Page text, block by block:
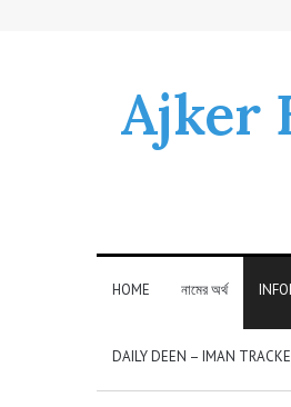
Ajker
HOME নামের অর্থ
DAILY DEEN – IMAN